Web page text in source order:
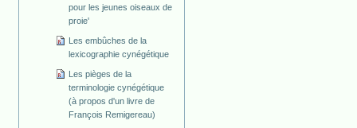
pour les jeunes oiseaux de
proie'
Les embûches de la
lexicographie cynégétique
Les pièges de la
terminologie cynégétique
(à propos d'un livre de
François Remigereau)